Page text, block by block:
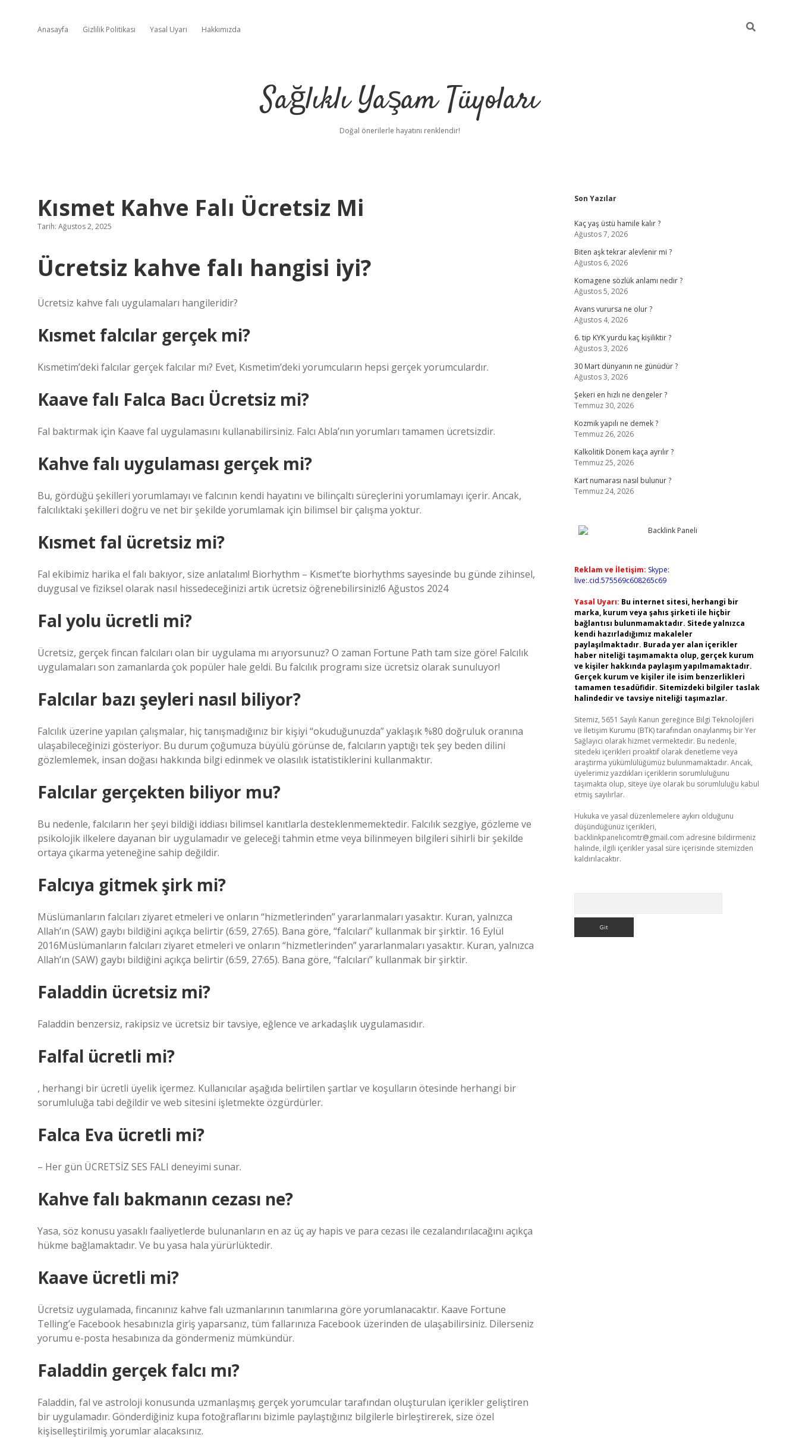
Anasayfa Gizlilik Politikası Yasal Uyarı Hakkımızda
Sağlıklı Yaşam Tüyoları
Doğal önerilerle hayatını renklendir!
Kısmet Kahve Falı Ücretsiz Mi
Tarih: Ağustos 2, 2025
Ücretsiz kahve falı hangisi iyi?
Ücretsiz kahve falı uygulamaları hangileridir?
Kısmet falcılar gerçek mi?
Kısmetim’deki falcılar gerçek falcılar mı? Evet, Kısmetim’deki yorumcuların hepsi gerçek yorumculardır.
Kaave falı Falca Bacı Ücretsiz mi?
Fal baktırmak için Kaave fal uygulamasını kullanabilirsiniz. Falcı Abla’nın yorumları tamamen ücretsizdir.
Kahve falı uygulaması gerçek mi?
Bu, gördüğü şekilleri yorumlamayı ve falcının kendi hayatını ve bilinçaltı süreçlerini yorumlamayı içerir. Ancak,
falcılıktaki şekilleri doğru ve net bir şekilde yorumlamak için bilimsel bir çalışma yoktur.
Kısmet fal ücretsiz mi?
Fal ekibimiz harika el falı bakıyor, size anlatalım! Biorhythm – Kısmet’te biorhythms sayesinde bu günde zihinsel,
duygusal ve fiziksel olarak nasıl hissedeceğinizi artık ücretsiz öğrenebilirsiniz!6 Ağustos 2024
Fal yolu ücretli mi?
Ücretsiz, gerçek fincan falcıları olan bir uygulama mı arıyorsunuz? O zaman Fortune Path tam size göre! Falcılık
uygulamaları son zamanlarda çok popüler hale geldi. Bu falcılık programı size ücretsiz olarak sunuluyor!
Falcılar bazı şeyleri nasıl biliyor?
Falcılık üzerine yapılan çalışmalar, hiç tanışmadığınız bir kişiyi “okuduğunuzda” yaklaşık %80 doğruluk oranına
ulaşabileceğinizi gösteriyor. Bu durum çoğumuza büyülü görünse de, falcıların yaptığı tek şey beden dilini
gözlemlemek, insan doğası hakkında bilgi edinmek ve olasılık istatistiklerini kullanmaktır.
Falcılar gerçekten biliyor mu?
Bu nedenle, falcıların her şeyi bildiği iddiası bilimsel kanıtlarla desteklenmemektedir. Falcılık sezgiye, gözleme ve
psikolojik ilkelere dayanan bir uygulamadır ve geleceği tahmin etme veya bilinmeyen bilgileri sihirli bir şekilde
ortaya çıkarma yeteneğine sahip değildir.
Falcıya gitmek şirk mi?
Müslümanların falcıları ziyaret etmeleri ve onların “hizmetlerinden” yararlanmaları yasaktır. Kuran, yalnızca
Allah’ın (SAW) gaybı bildiğini açıkça belirtir (6:59, 27:65). Bana göre, “falcıları” kullanmak bir şirktir. 16 Eylül
2016Müslümanların falcıları ziyaret etmeleri ve onların “hizmetlerinden” yararlanmaları yasaktır. Kuran, yalnızca
Allah’ın (SAW) gaybı bildiğini açıkça belirtir (6:59, 27:65). Bana göre, “falcıları” kullanmak bir şirktir.
Faladdin ücretsiz mi?
Faladdin benzersiz, rakipsiz ve ücretsiz bir tavsiye, eğlence ve arkadaşlık uygulamasıdır.
Falfal ücretli mi?
, herhangi bir ücretli üyelik içermez. Kullanıcılar aşağıda belirtilen şartlar ve koşulların ötesinde herhangi bir
sorumluluğa tabi değildir ve web sitesini işletmekte özgürdürler.
Falca Eva ücretli mi?
– Her gün ÜCRETSİZ SES FALI deneyimi sunar.
Kahve falı bakmanın cezası ne?
Yasa, söz konusu yasaklı faaliyetlerde bulunanların en az üç ay hapis ve para cezası ile cezalandırılacağını açıkça
hükme bağlamaktadır. Ve bu yasa hala yürürlüktedir.
Kaave ücretli mi?
Ücretsiz uygulamada, fincanınız kahve falı uzmanlarının tanımlarına göre yorumlanacaktır. Kaave Fortune
Telling’e Facebook hesabınızla giriş yaparsanız, tüm fallarınıza Facebook üzerinden de ulaşabilirsiniz. Dilerseniz
yorumu e-posta hesabınıza da göndermeniz mümkündür.
Faladdin gerçek falcı mı?
Faladdin, fal ve astroloji konusunda uzmanlaşmış gerçek yorumcular tarafından oluşturulan içerikler geliştiren
bir uygulamadır. Gönderdiğiniz kupa fotoğraflarını bizimle paylaştığınız bilgilerle birleştirerek, size özel
kişiselleştirilmiş yorumlar alacaksınız.
Sidebar
Son Yazılar
Kaç yaş üstü hamile kalır ?
Ağustos 7, 2026
Biten aşk tekrar alevlenir mi ?
Ağustos 6, 2026
Komagene sözlük anlamı nedir ?
Ağustos 5, 2026
Avans vurursa ne olur ?
Ağustos 4, 2026
6. tip KYK yurdu kaç kişiliktir ?
Ağustos 3, 2026
30 Mart dünyanın ne günüdür ?
Ağustos 3, 2026
Şekeri en hızlı ne dengeler ?
Temmuz 30, 2026
Kozmik yapılı ne demek ?
Temmuz 26, 2026
Kalkolitik Dönem kaça ayrılır ?
Temmuz 25, 2026
Kart numarası nasıl bulunur ?
Temmuz 24, 2026
Reklam ve İletişim: Skype:
live:.cid.575569c608265c69
Yasal Uyarı: Bu internet sitesi, herhangi bir
marka, kurum veya şahıs şirketi ile hiçbir
bağlantısı bulunmamaktadır. Sitede yalnızca
kendi hazırladığımız makaleler
paylaşılmaktadır. Burada yer alan içerikler
haber niteliği taşımamakta olup, gerçek kurum
ve kişiler hakkında paylaşım yapılmamaktadır.
Gerçek kurum ve kişiler ile isim benzerlikleri
tamamen tesadüfidir. Sitemizdeki bilgiler taslak
halindedir ve tavsiye niteliği taşımazlar.
Sitemiz, 5651 Sayılı Kanun gereğince Bilgi Teknolojileri
ve İletişim Kurumu (BTK) tarafından onaylanmış bir Yer
Sağlayıcı olarak hizmet vermektedir. Bu nedenle,
sitedeki içerikleri proaktif olarak denetleme veya
araştırma yükümlülüğümüz bulunmamaktadır. Ancak,
üyelerimiz yazdıkları içeriklerin sorumluluğunu
taşımakta olup, siteye üye olarak bu sorumluluğu kabul
etmiş sayılırlar.
Hukuka ve yasal düzenlemelere aykırı olduğunu
düşündüğünüz içerikleri,
backlinkpanelicomtr@gmail.com adresine bildirmeniz
halinde, ilgili içerikler yasal süre içerisinde sitemizden
kaldırılacaktır.